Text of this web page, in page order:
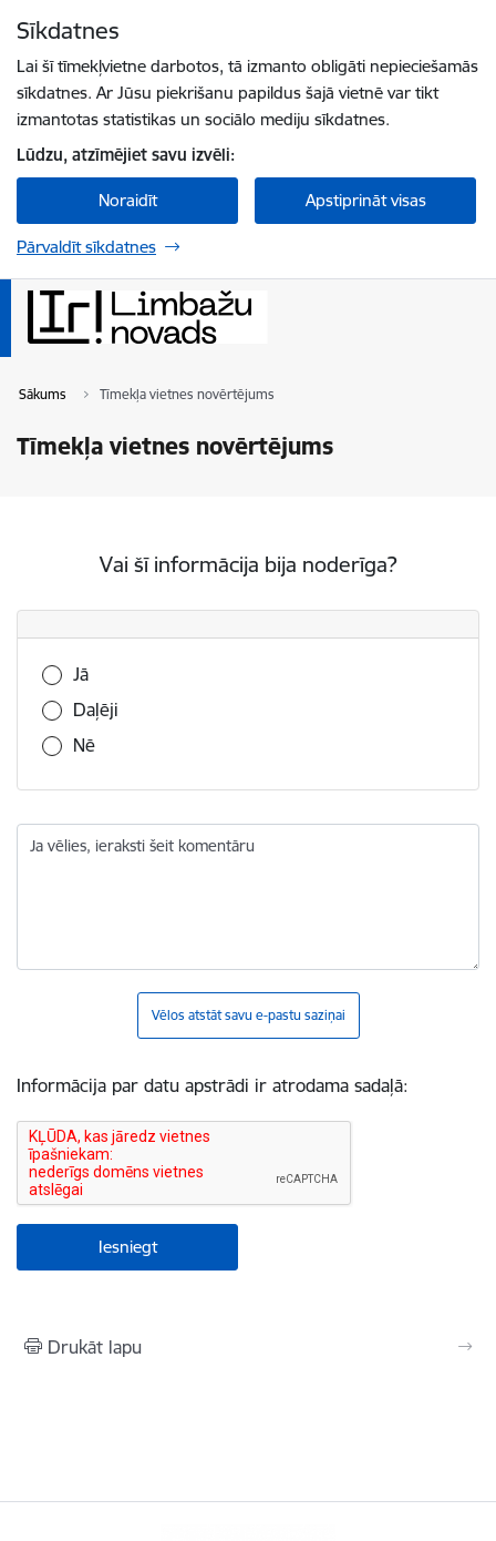
Sīkdatnes
Lai šī tīmekļvietne darbotos, tā izmanto obligāti nepieciešamās
sīkdatnes. Ar Jūsu piekrišanu papildus šajā vietnē var tikt
izmantotas statistikas un sociālo mediju sīkdatnes.
Lūdzu, atzīmējiet savu izvēli:
Noraidīt Apstiprināt visas
Pārvaldīt sīkdatnes
Sākums Tīmekļa vietnes novērtējums
Tīmekļa vietnes novērtējums
Vai šī informācija bija noderīga?
Vai šī informācija bija noderīga?
Jā
Daļēji
Nē
Ja vēlies, ieraksti šeit komentāru
Vēlos atstāt savu e-pastu saziņai
Informācija par datu apstrādi ir atrodama sadaļā:
Drukāt lapu